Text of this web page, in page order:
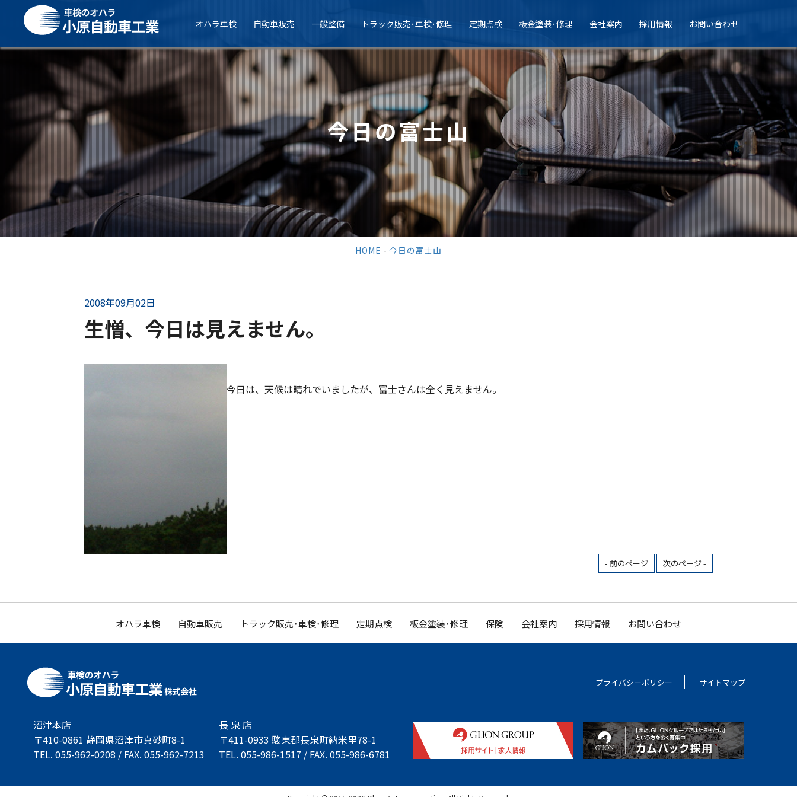
オハラ車検 自動車販売 一般整備 トラック販売･車検･修理 定期点検 板金塗装･修理 会社案内 採用情報 お問い合わせ
今日の富士山
HOME -今日の富士山
2008年09月02日
生憎、今日は見えません。
今日は、天候は晴れでいましたが、富士さんは全く見えません。
- 前のページ 次のページ -
オハラ車検 自動車販売 トラック販売･車検･修理 定期点検 板金塗装･修理 保険 会社案内 採用情報 お問い合わせ
沼津本店
〒410-0861 静岡県沼津市真砂町8-1
TEL. 055-962-0208 / FAX. 055-962-7213
長 泉 店
〒411-0933 駿東郡長泉町納米里78-1
TEL. 055-986-1517 / FAX. 055-986-6781
プライバシーポリシー サイトマップ